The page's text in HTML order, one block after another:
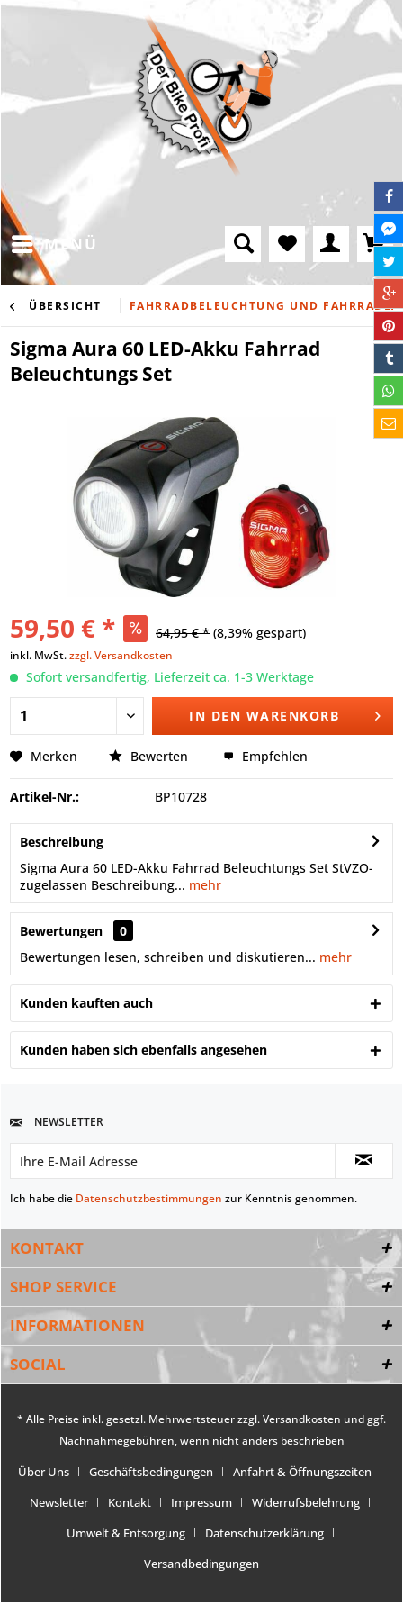
MENÜ
ÜBERSICHT FAHRRADBELEUCHTUNG UND
Sigma Aura 60 LED-Akku Fahrrad
Beleuchtungs Set
59,50 € * 64,95 € * (8,39% gespart)
inkl. MwSt.zzgl. Versandkosten
Sofort versandfertig, Lieferzeit ca. 1-3 Werktage
IN DEN WARENKORB
Merken Bewerten Empfehlen
Artikel-Nr.: BP10728
Beschreibung
Sigma Aura 60 LED-Akku Fahrrad Beleuchtungs Set StVZO-
zugelassen Beschreibung... mehr
Bewertungen
0
Bewertungen lesen, schreiben und diskutieren... mehr
Kunden kauften auch
Kunden haben sich ebenfalls angesehen
NEWSLETTER
Ich habe die Datenschutzbestimmungen zur Kenntnis genommen.
KONTAKT
SHOP SERVICE
INFORMATIONEN
SOCIAL
* Alle Preise inkl. gesetzl. Mehrwertsteuer zzgl.Versandkosten und ggf.
Nachnahmegebühren, wenn nicht anders beschrieben
Über Uns Geschäftsbedingungen
Anfahrt & Öffnungszeiten
Newsletter
Kontakt Impressum
Widerrufsbelehrung
Umwelt & Entsorgung
Datenschutzerklärung
Versandbedingungen